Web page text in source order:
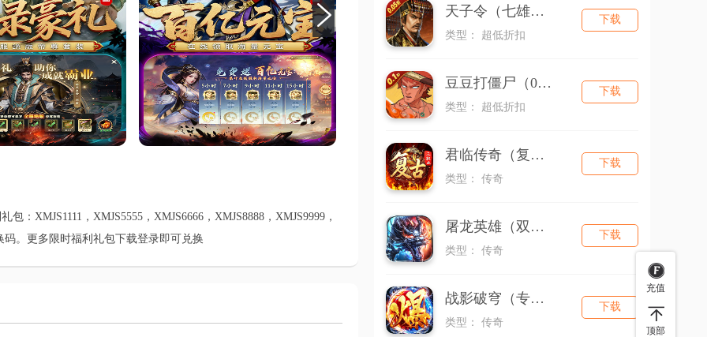
：XMJS1111，XMJS5555，XMJS6666，XMJS8888，XMJS9999，
码。更多限时福利礼包下载登录即可兑换
天子令（七雄回归0.05折）
类型： 超低折扣
下载
豆豆打僵尸（0.1折百万充狂欢版）
类型： 超低折扣
下载
君临传奇（复古专属三职业）
类型： 传奇
下载
屠龙英雄（双宠降妖神器）
类型： 传奇
下载
战影破穹（专属神器大陆）
类型： 传奇
下载
充值
顶部